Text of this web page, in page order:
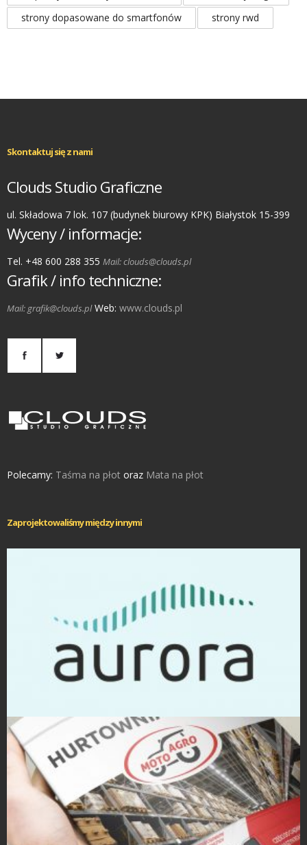
strony dopasowane do smartfonów
strony rwd
Skontaktuj się z nami
Clouds Studio Graficzne
ul. Składowa 7 lok. 107 (budynek biurowy KPK) Białystok 15-399
Wyceny / informacje:
Tel. +48 600 288 355 Mail: clouds@clouds.pl
Grafik / info techniczne:
Mail: grafik@clouds.plWeb: www.clouds.pl
Polecamy: Taśma na płot oraz Mata na płot
Zaprojektowaliśmy między innymi
Projekty logo